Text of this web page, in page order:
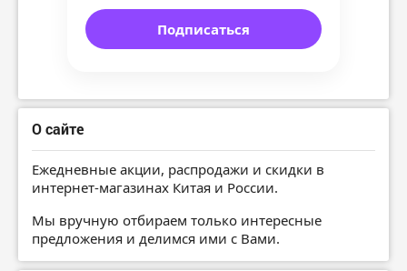
Подписаться
О сайте
Ежедневные акции, распродажи и скидки в
интернет-магазинах Китая и России.
Мы вручную отбираем только интересные
предложения и делимся ими с Вами.